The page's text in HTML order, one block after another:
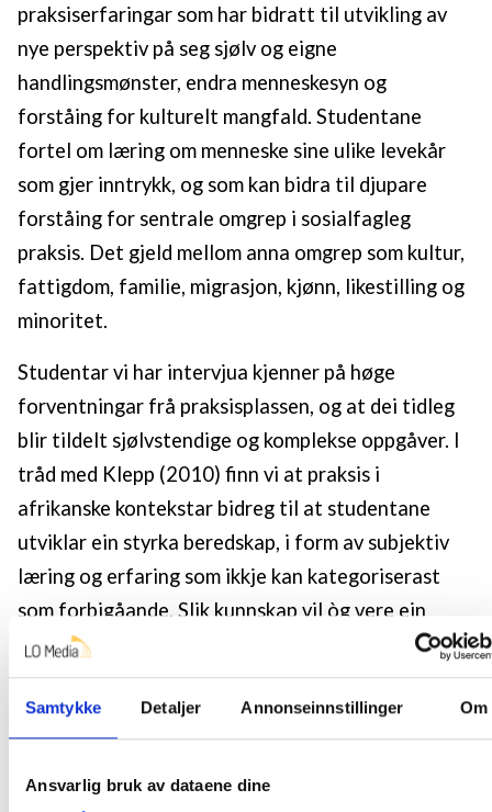
Samtykke Detaljer Annonseinnstillinger Om
Ansvarlig bruk av dataene dine
praksiserfaringar som har bidratt til utvikling av
nye perspektiv på seg sjølv og eigne
handlingsmønster, endra menneskesyn og
forståing for kulturelt mangfald. Studentane
fortel om læring om menneske sine ulike levekår
som gjer inntrykk, og som kan bidra til djupare
forståing for sentrale omgrep i sosialfagleg
praksis. Det gjeld mellom anna omgrep som kultur,
fattigdom, familie, migrasjon, kjønn, likestilling og
minoritet.
Studentar vi har intervjua kjenner på høge
forventningar frå praksisplassen, og at dei tidleg
blir tildelt sjølvstendige og komplekse oppgåver. I
tråd med Klepp (2010) finn vi at praksis i
afrikanske kontekstar bidreg til at studentane
utviklar ein styrka beredskap, i form av subjektiv
læring og erfaring som ikkje kan kategoriserast
som forbigåande. Slik kunnskap vil òg vere ein
styrke inn mot framtidig profesjonsutøving. I
tillegg erfara vi at studentane utviklar det
Hillestad og Simonsen (2024, s. 4) kallar ei «dypere
forståelse av andre kulturer enn selv de beste
forelesninger» kan bidra med. Kultursensitivitet er